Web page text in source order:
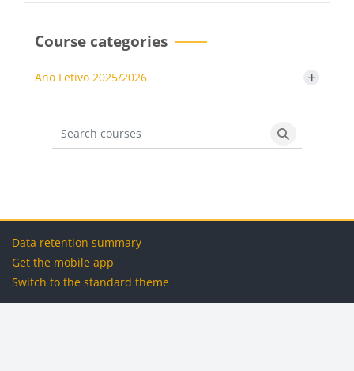
Course categories
Ano Letivo 2025/2026 +
Search courses
Search
Blocks
Blocks
Blocks
Blocks
Data retention summary
Get the mobile app
Switch to the standard theme